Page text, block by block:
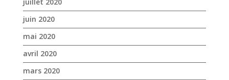
janvier 2020
décembre 2019
novembre 2019
octobre 2019
septembre 2019